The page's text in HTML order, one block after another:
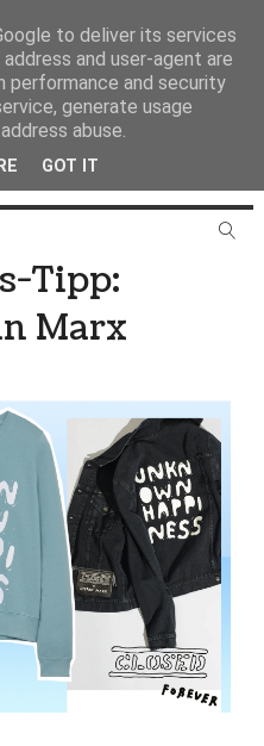
Tipp:
Marx
to deliver its services
and user-agent are
performance and security
generate usage
abuse.
GOT IT